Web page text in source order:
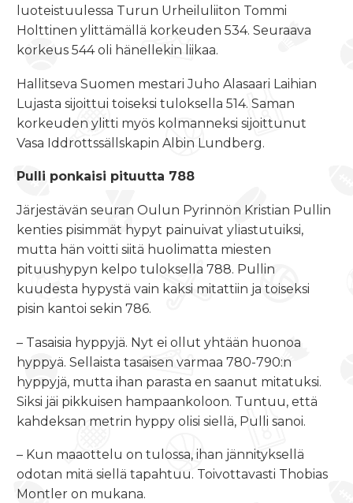
luoteistuulessa Turun Urheiluliiton Tommi
Holttinen ylittämällä korkeuden 534. Seuraava
korkeus 544 oli hänellekin liikaa.
Hallitseva Suomen mestari Juho Alasaari Laihian
Lujasta sijoittui toiseksi tuloksella 514. Saman
korkeuden ylitti myös kolmanneksi sijoittunut
Vasa Iddrottssällskapin Albin Lundberg.
Pulli ponkaisi pituutta 788
Järjestävän seuran Oulun Pyrinnön Kristian Pullin
kenties pisimmät hypyt painuivat yliastutuiksi,
mutta hän voitti siitä huolimatta miesten
pituushypyn kelpo tuloksella 788. Pullin
kuudesta hypystä vain kaksi mitattiin ja toiseksi
pisin kantoi sekin 786.
– Tasaisia hyppyjä. Nyt ei ollut yhtään huonoa
hyppyä. Sellaista tasaisen varmaa 780-790:n
hyppyjä, mutta ihan parasta en saanut mitatuksi.
Siksi jäi pikkuisen hampaankoloon. Tuntuu, että
kahdeksan metrin hyppy olisi siellä, Pulli sanoi.
– Kun maaottelu on tulossa, ihan jännityksellä
odotan mitä siellä tapahtuu. Toivottavasti Thobias
Montler on mukana.